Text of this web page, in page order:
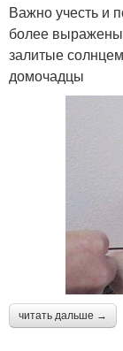
Важно учесть и
более
залитые
домочадцы
читать дальше →